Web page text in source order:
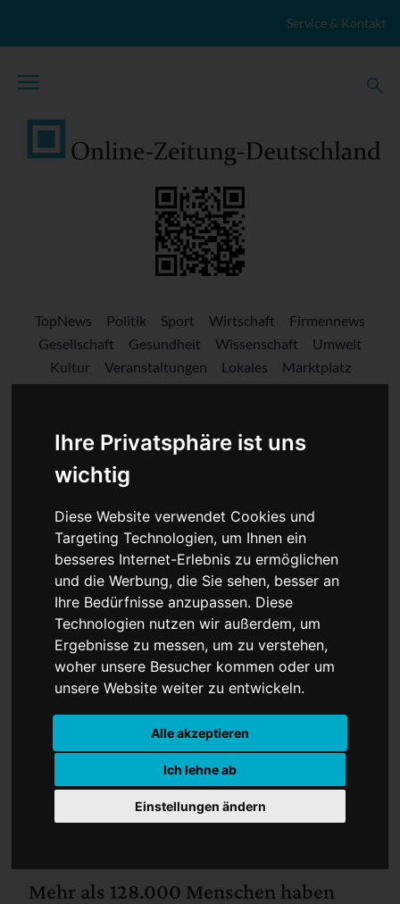
Ihre Privatsphäre ist uns
wichtig
Diese Website verwendet Cookies und
Targeting Technologien, um Ihnen ein
besseres Internet-Erlebnis zu ermöglichen
und die Werbung, die Sie sehen, besser an
Ihre Bedürfnisse anzupassen. Diese
Technologien nutzen wir außerdem, um
Ergebnisse zu messen, um zu verstehen,
woher unsere Besucher kommen oder um
unsere Website weiter zu entwickeln.
Alle akzeptieren
Ich lehne ab
Einstellungen ändern
Service & Kontakt
TopNews Politik Sport Wirtschaft
Firmennews
Gesellschaft
Gesundheit Wissenschaft
Umwelt
Kultur
Veranstaltungen Lokales
Marktplatz
Stellenangebote
Der Abschied – Die
Aufbahrung von Papst
Franziskus endet heute
Mehr als 128.000 Menschen haben